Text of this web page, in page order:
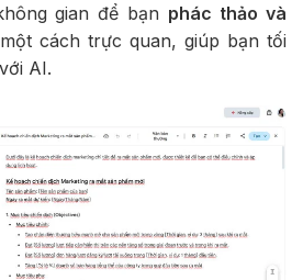
gian để bạn phác thảo và
một cách trực quan, giúp bạn tối
AI.